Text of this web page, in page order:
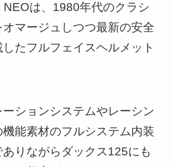
NEOは、1980年代のクラシ
マージュしつつ最新の安全
たフルフェイスヘルメット
ションシステムやレーシン
能素材のフルシステム内装
りながらダックス125にも